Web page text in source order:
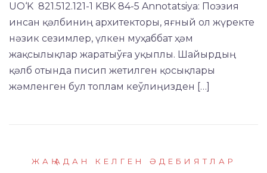
UO‘K 821.512.121-1 KBK 84-5 Annotatsiya: Поэзия
инсан қәлбиниң архитекторы, яғный ол жүректе
нәзик сезимлер, үлкен муҳаббат ҳәм
жақсылықлар жаратыўға уқыплы. Шайырдың
қәлб отында писип жетилген қосықлары
жәмленген бул топлам кеўлиңизден […]
ЖАҢАДАН КЕЛГЕН ӘДЕБИЯТЛАР